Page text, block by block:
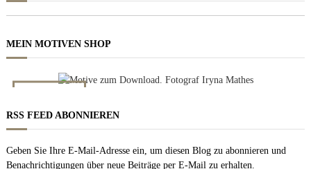
MEIN MOTIVEN SHOP
RSS FEED ABONNIEREN
Geben Sie Ihre E-Mail-Adresse ein, um diesen Blog zu abonnieren und
Benachrichtigungen über neue Beiträge per E-Mail zu erhalten.